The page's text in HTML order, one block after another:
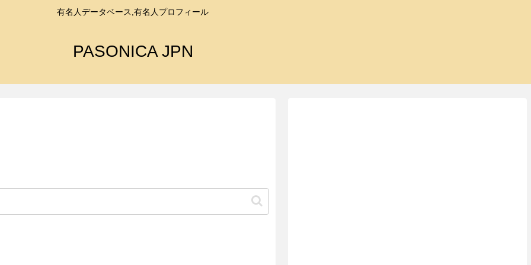
有名人データベース,有名人プロフィール
PASONICA JPN